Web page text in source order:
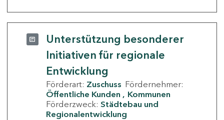
Unterstützung besonderer
Initiativen für regionale
Entwicklung
Förderart: Zuschuss Fördernehmer:
Öffentliche Kunden
Kommunen
Förderzweck: Städtebau und
Regionalentwicklung